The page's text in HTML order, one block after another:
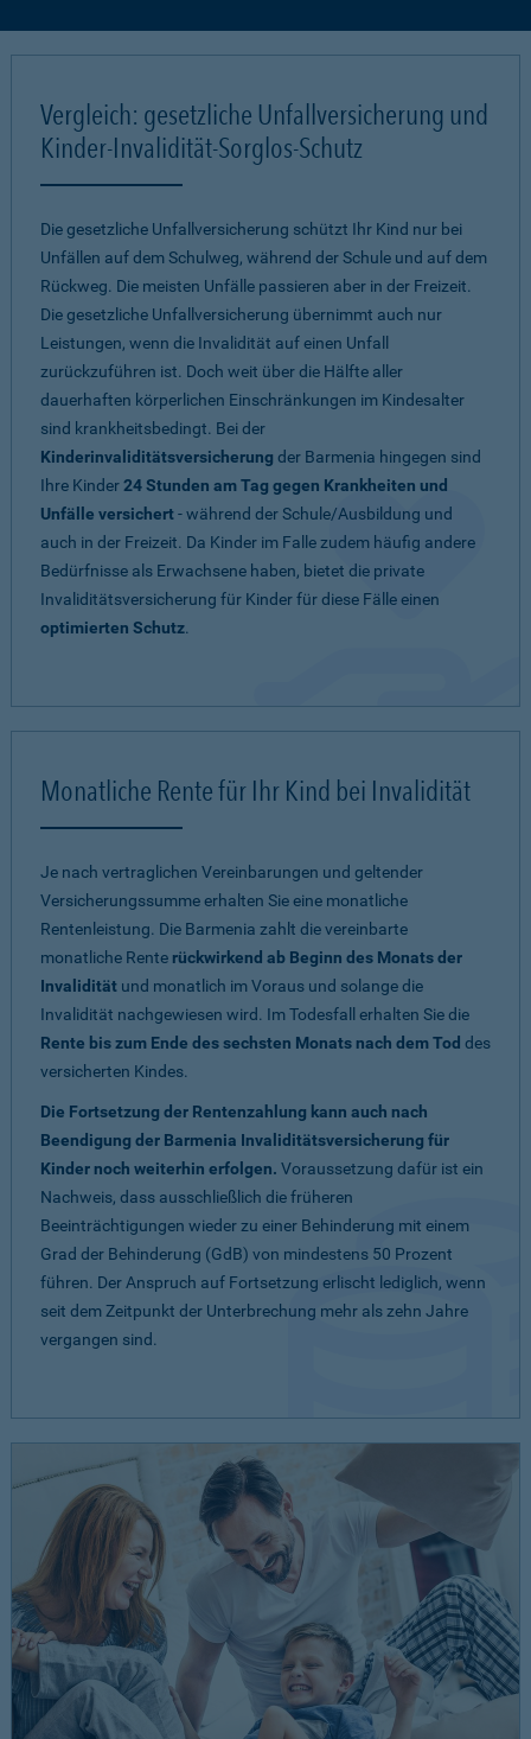
Vergleich: gesetzliche Unfallversicherung und
Kinder-Invalidität-Sorglos-Schutz
Die gesetzliche Unfallversicherung schützt Ihr Kind nur bei
Unfällen auf dem Schulweg, während der Schule und auf dem
Rückweg. Die meisten Unfälle passieren aber in der Freizeit.
Die gesetzliche Unfallversicherung übernimmt auch nur
Leistungen, wenn die Invalidität auf einen Unfall
zurückzuführen ist. Doch weit über die Hälfte aller
dauerhaften körperlichen Einschränkungen im Kindesalter
sind krankheitsbedingt. Bei der
Kinderinvaliditätsversicherung der Barmenia hingegen sind
Ihre Kinder24 Stunden am Tag gegen Krankheiten und
Unfälle versichert- während der Schule/Ausbildung und
auch in der Freizeit. Da Kinder im Falle zudem häufig andere
Bedürfnisse als Erwachsene haben, bietet die private
Invaliditätsversicherung für Kinder für diese Fälle einen
optimierten Schutz.
Monatliche Rente für Ihr Kind bei Invalidität
Je nach vertraglichen Vereinbarungen und geltender
Versicherungssumme erhalten Sie eine monatliche
Rentenleistung. Die Barmenia zahlt die vereinbarte
monatliche Rente rückwirkend ab Beginn des Monats der
Invalidität und monatlich im Voraus und solange die
Invalidität nachgewiesen wird. Im Todesfall erhalten Sie die
Rente bis zum Ende des sechsten Monats nach dem Tod des
versicherten Kindes.
Die Fortsetzung der Rentenzahlung kann auch nach
Beendigung der Barmenia Invaliditätsversicherung für
Kinder noch weiterhin erfolgen. Voraussetzung dafür ist ein
Nachweis, dass ausschließlich die früheren
Beeinträchtigungen wieder zu einer Behinderung mit einem
Grad der Behinderung (GdB) von mindestens 50 Prozent
führen. Der Anspruch auf Fortsetzung erlischt lediglich, wenn
seit dem Zeitpunkt der Unterbrechung mehr als zehn Jahre
vergangen sind.